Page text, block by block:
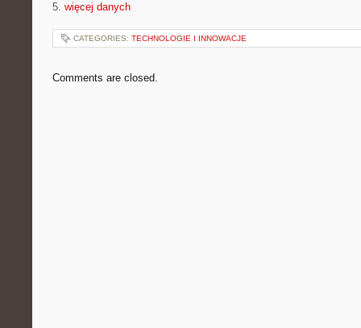
5. więcej danych
CATEGORIES: TECHNOLOGIE I INNOWACJE
Comments are closed.